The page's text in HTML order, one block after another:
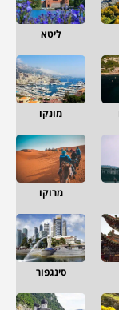
ליטא
מונקו
מרוקו
סינגפור